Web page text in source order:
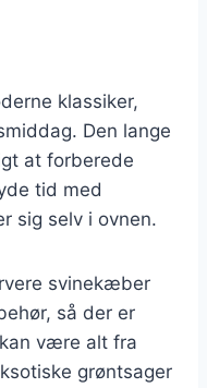
klassiker,
Den lange
at forberede
tid med
sig selv i ovnen.
svinekæber
så der er
være alt fra
grøntsager